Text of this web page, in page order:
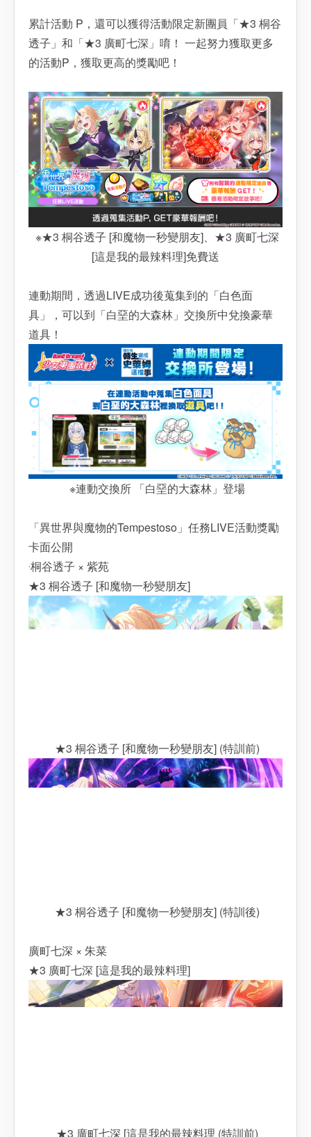
累計活動 P，還可以獲得活動限定新團員「★3 桐谷
透子」和「★3 廣町七深」唷！ 一起努力獲取更多
的活動P，獲取更高的獎勵吧！
※★3 桐谷透子 [和魔物一秒變朋友]、★3 廣町七深
[這是我的最辣料理]免費送
連動期間，透過LIVE成功後蒐集到的「白色面
具」，可以到「白堊的大森林」交換所中兌換豪華
道具！
※連動交換所 「白堊的大森林」登場
「異世界與魔物的Tempestoso」任務LIVE活動獎勵
卡面公開
‧桐谷透子 × 紫苑
★3 桐谷透子 [和魔物一秒變朋友]
★3 桐谷透子 [和魔物一秒變朋友] (特訓前)
★3 桐谷透子 [和魔物一秒變朋友] (特訓後)
廣町七深 × 朱菜
★3 廣町七深 [這是我的最辣料理]
★3 廣町七深 [這是我的最辣料理 (特訓前)